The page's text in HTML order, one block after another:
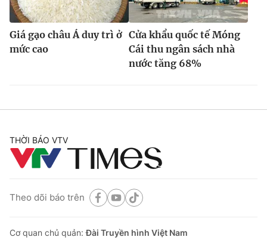
Giá gạo châu Á duy trì ở
mức cao
Cửa khẩu quốc tế Móng
Cái thu ngân sách nhà
nước tăng 68%
THỜI BÁO VTV
Theo dõi báo trên
Cơ quan chủ quản:Đài Truyền hình Việt Nam